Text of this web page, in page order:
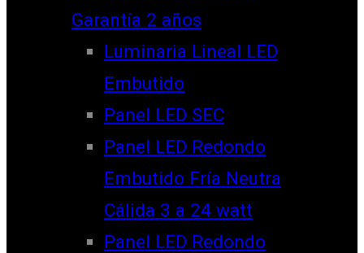
Garantía 2 años
Luminaria Lineal LED
Embutido
Panel LED SEC
Panel LED Redondo
Embutido Fría Neutra
Cálida 3 a 24 watt
Panel LED Redondo